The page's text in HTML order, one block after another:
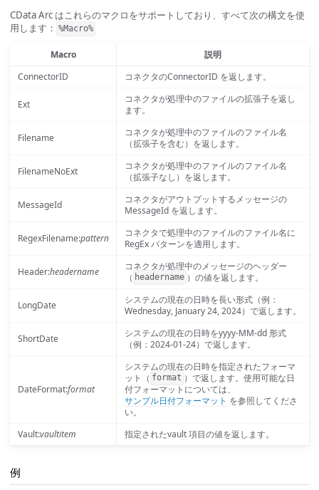
CData Arc はこれらのマクロをサポートしており、すべて次の構文を使
用します： %Macro%
Macro
説明
ConnectorID
コネクタのConnectorID を返します。
Ext
コネクタが処理中のファイルの拡張子を返し
ます。
Filename
コネクタが処理中のファイルのファイル名
（拡張子を含む）を返します。
FilenameNoExt
コネクタが処理中のファイルのファイル名
（拡張子なし）を返します。
MessageId
コネクタがアウトプットするメッセージの
MessageId を返します。
RegexFilename:pattern
コネクタで処理中のファイルのファイル名に
RegEx パターンを適用します。
Header:headername
コネクタが処理中のメッセージのヘッダー
（ headername ）の値を返します。
LongDate
システムの現在の日時を長い形式（例：
Wednesday, January 24, 2024）で返します。
ShortDate
システムの現在の日時をyyyy-MM-dd 形式
（例：2024-01-24）で返します。
DateFormat:format
システムの現在の日時を指定されたフォーマ
ット（ format ）で返します。使用可能な日
付フォーマットについては、
サンプル日付フォーマット を参照してくださ
い。
Vault:vaultitem 指定されたvault 項目の値を返します。
例